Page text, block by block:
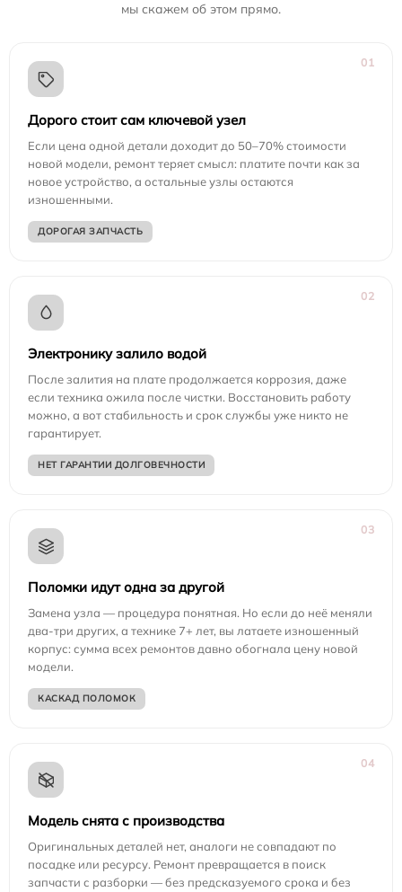
мы скажем об этом прямо.
01
Дорого стоит сам ключевой узел
Если цена одной детали доходит до 50–70% стоимости
новой модели, ремонт теряет смысл: платите почти как за
новое устройство, а остальные узлы остаются
изношенными.
ДОРОГАЯ ЗАПЧАСТЬ
02
Электронику залило водой
После залития на плате продолжается коррозия, даже
если техника ожила после чистки. Восстановить работу
можно, а вот стабильность и срок службы уже никто не
гарантирует.
НЕТ ГАРАНТИИ ДОЛГОВЕЧНОСТИ
03
Поломки идут одна за другой
Замена узла — процедура понятная. Но если до неё меняли
два-три других, а технике 7+ лет, вы латаете изношенный
корпус: сумма всех ремонтов давно обогнала цену новой
модели.
КАСКАД ПОЛОМОК
04
Модель снята с производства
Оригинальных деталей нет, аналоги не совпадают по
посадке или ресурсу. Ремонт превращается в поиск
запчасти с разборки — без предсказуемого срока и без